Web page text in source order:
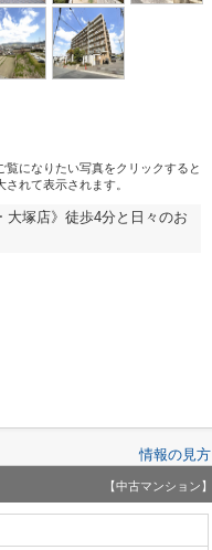
覧になりたい写真をクリックすると
されて表示されます。
大塚店》徒歩4分と日々のお
情報の見方
【中古マンション】